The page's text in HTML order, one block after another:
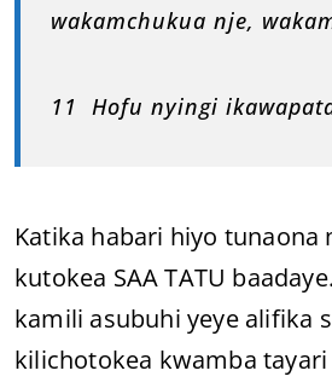
wakamchukua nje,
11 Hofu nyingi
Katika habari hiyo tunaona
kutokea SAA TATU
kamili asubuhi yeye alifika
kilichotokea kwamba